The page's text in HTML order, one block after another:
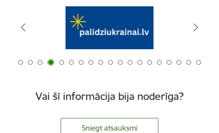
Vai šī informācija bija noderīga?
Sniegt atsauksmi